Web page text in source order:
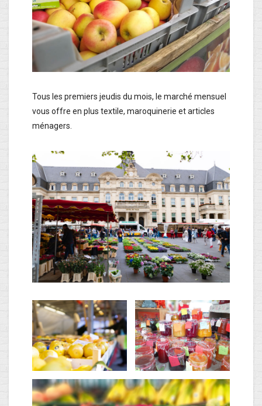
Tous les premiers jeudis du mois, le marché mensuel
vous offre en plus textile, maroquinerie et articles
ménagers.